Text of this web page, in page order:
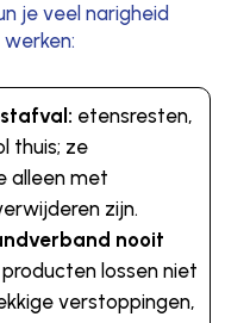
je veel narigheid
etensresten,
thuis; ze
alleen met
zijn.
nooit
lossen niet
verstoppingen,